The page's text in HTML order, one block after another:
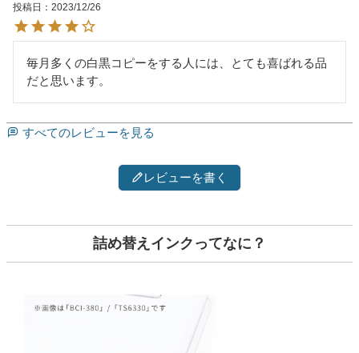
投稿日
2023/12/26
毎月多くの白黒コピーをする人には、とても喜ばれる品
だと思います。
すべてのレビューを見る
レビューを書く
詰め替えインクってなに？